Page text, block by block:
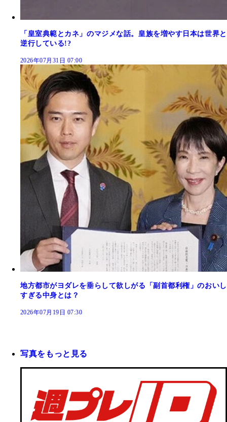
「皇室典範とカネ」のマジメな話。皇族を増やす日本は世界と
逆行している!?
2026年07月31日 07:00
地方都市がヨダレを垂らして欲しがる「副首都利権」のおいし
すぎる中身とは？
2026年07月19日 07:30
写真をもっと見る